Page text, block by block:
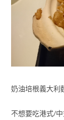
奶油培根義大利
不想要吃港式/